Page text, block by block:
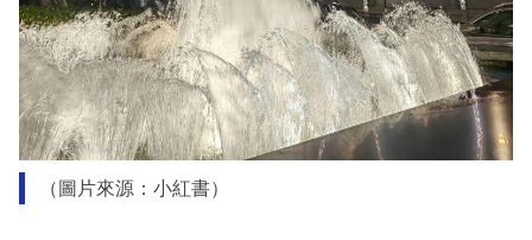
（圖片來源：小紅書）